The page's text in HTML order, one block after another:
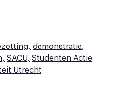
demonstratie
SACU Studenten Actie
Utrecht